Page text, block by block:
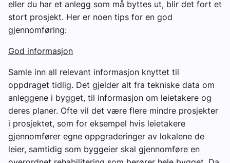
eller du har et anlegg som må byttes ut, blir det fort et
stort prosjekt. Her er noen tips for en god
gjennomføring:
God informasjon
Samle inn all relevant informasjon knyttet til
oppdraget tidlig. Det gjelder alt fra tekniske data om
anleggene i bygget, til informasjon om leietakere og
deres planer. Ofte vil det være flere mindre prosjekter
i prosjektet, som for eksempel hvis leietakere
gjennomfører egne oppgraderinger av lokalene de
leier, samtidig som byggeier skal gjennomføre en